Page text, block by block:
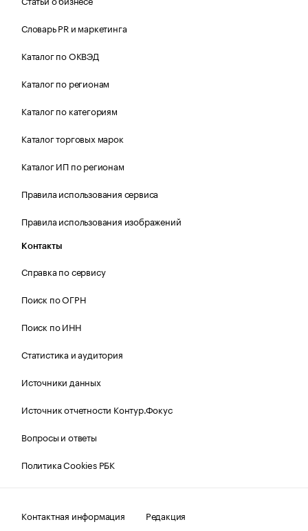
Словарь PR и маркетинга
Каталог по ОКВЭД
Каталог по регионам
Каталог по категориям
Каталог торговых марок
Каталог ИП по регионам
Правила использования сервиса
Правила использования изображений
Контакты
Справка по сервису
Поиск по ОГРН
Поиск по ИНН
Статистика и аудитория
Источники данных
Источник отчетности Контур.Фокус
Вопросы и ответы
Политика Cookies РБК
Контактная информация Редакция